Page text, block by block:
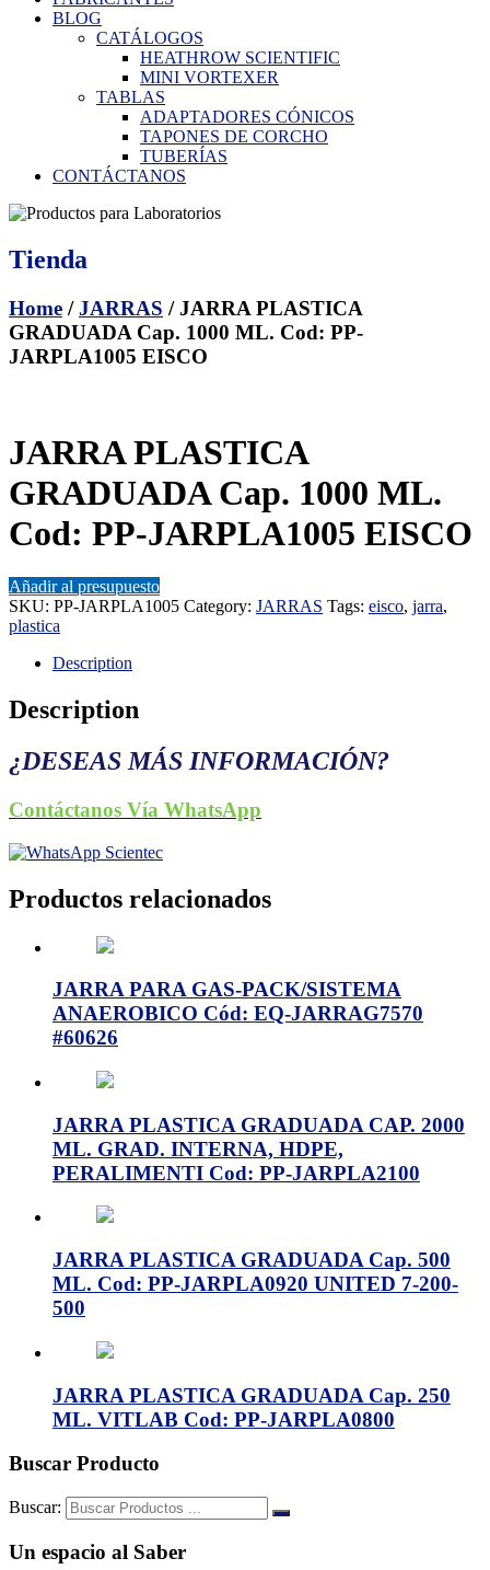
BLOG
CATÁLOGOS
HEATHROW SCIENTIFIC
MINI VORTEXER
TABLAS
ADAPTADORES CÓNICOS
TAPONES DE CORCHO
TUBERÍAS
CONTÁCTANOS
Tienda
Home /JARRAS / JARRA PLASTICA
GRADUADA Cap. 1000 ML. Cod: PP-
JARPLA1005 EISCO
JARRA PLASTICA
GRADUADA Cap. 1000 ML.
Cod: PP-JARPLA1005 EISCO
Añadir al presupuesto
SKU: PP-JARPLA1005 Category: JARRAS Tags: eisco, jarra,
plastica
Description
Description
¿DESEAS MÁS INFORMACIÓN?
Contáctanos Vía WhatsApp
Productos relacionados
JARRA PARA GAS-PACK/SISTEMA
ANAEROBICO Cód: EQ-JARRAG7570
#60626
JARRA PLASTICA GRADUADA CAP. 2000
ML. GRAD. INTERNA, HDPE,
PERALIMENTI Cod: PP-JARPLA2100
JARRA PLASTICA GRADUADA Cap. 500
ML. Cod: PP-JARPLA0920 UNITED 7-200-
500
JARRA PLASTICA GRADUADA Cap. 250
ML. VITLAB Cod: PP-JARPLA0800
Buscar Producto
Buscar:
Un espacio al Saber